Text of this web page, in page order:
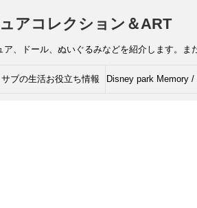
アコレクション＆ART
、ドール、ぬいぐるみなどを紹介します。ま
サブの生活お役立ち情報 Disney park Memory /